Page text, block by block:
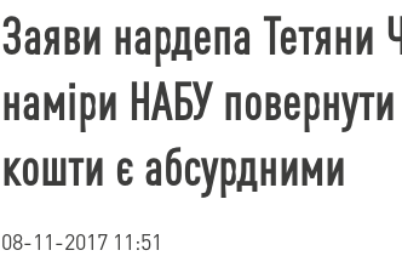
Заяви нардепа Тетяни
наміри НАБУ
кошти є абсурдними
08-11-2017 11:51